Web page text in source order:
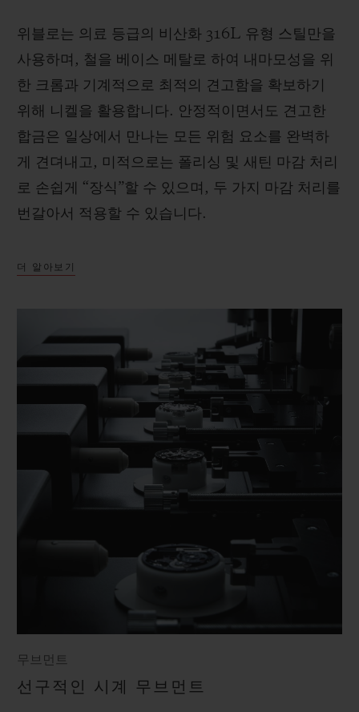
위블로는 의료 등급의 비산화 316L 유형 스틸만을
사용하며, 철을 베이스 메탈로 하여 내마모성을 위
한 크롬과 기계적으로 최적의 견고함을 확보하기
위해 니켈을 활용합니다. 안정적이면서도 견고한
합금은 일상에서 만나는 모든 위험 요소를 완벽하
게 견뎌내고, 미적으로는 폴리싱 및 새틴 마감 처리
로 손쉽게 “장식”할 수 있으며, 두 가지 마감 처리를
번갈아서 적용할 수 있습니다.
더 알아보기
무브먼트
선구적인 시계 무브먼트